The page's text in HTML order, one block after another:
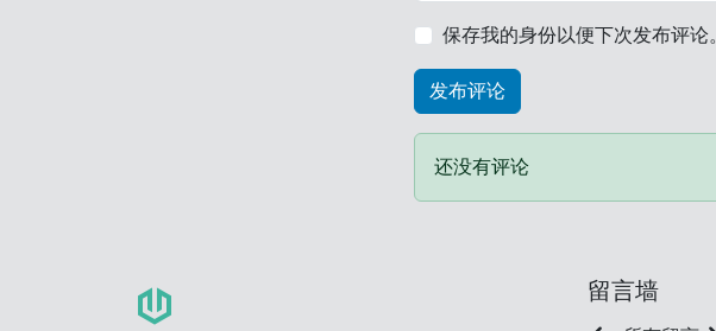
保存我的身份以便下次发布评论。
还没有评论
留言墙